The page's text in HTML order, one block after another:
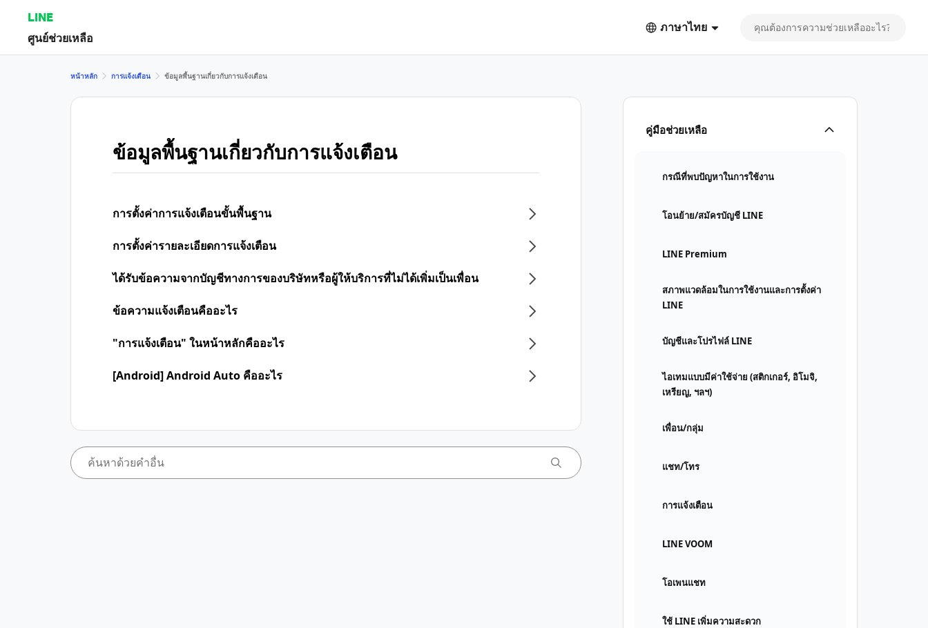
LINE
ศูนย์ช่วยเหลือ
ภาษาไทย
คู่มือช่วยเหลือ
กรณีที่พบปัญหาในการใช้งาน
โอนย้าย/สมัครบัญชี LINE
LINE Premium
สภาพแวดล้อมในการใช้งานและการตั้งค่า
LINE
บัญชีและโปรไฟล์ LINE
ไอเทมแบบมีค่าใช้จ่าย (สติกเกอร์, อิโมจิ,
เหรียญ, ฯลฯ)
เพื่อน/กลุ่ม
แชท/โทร
การแจ้งเตือน
LINE VOOM
โอเพนแชท
ใช้ LINE เพิ่มความสะดวก
หน้าหลัก การแจ้งเตือน ข้อมูลพื้นฐานเกี่ยวกับการแจ้งเตือน
ข้อมูลพื้นฐานเกี่ยวกับการแจ้งเตือน
การตั้งค่าการแจ้งเตือนขั้นพื้นฐาน
การตั้งค่ารายละเอียดการแจ้งเตือน
ได้รับข้อความจากบัญชีทางการของบริษัทหรือผู้ให้บริการที่ไม่ได้เพิ่มเป็นเพื่อน
ข้อความแจ้งเตือนคืออะไร
"การแจ้งเตือน" ในหน้าหลักคืออะไร
[Android] Android Auto คืออะไร